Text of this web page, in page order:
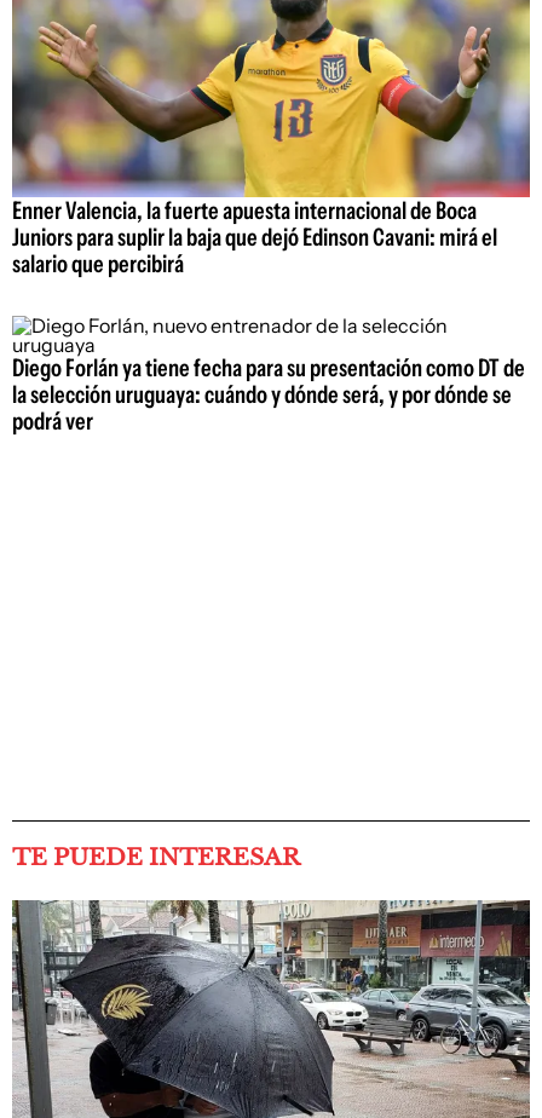
Enner Valencia, la fuerte apuesta internacional de Boca
Juniors para suplir la baja que dejó Edinson Cavani: mirá el
salario que percibirá
Diego Forlán ya tiene fecha para su presentación como DT de
la selección uruguaya: cuándo y dónde será, y por dónde se
podrá ver
TE PUEDE INTERESAR